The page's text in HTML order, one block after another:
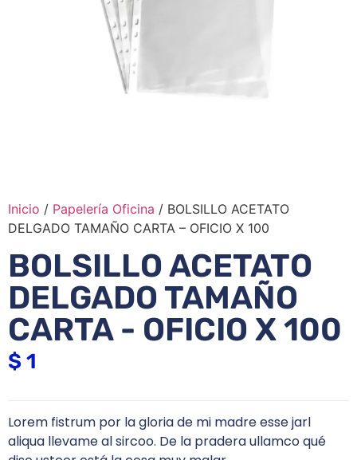
Inicio / Papelería Oficina / BOLSILLO ACETATO
DELGADO TAMAÑO CARTA – OFICIO X 100
BOLSILLO ACETATO
DELGADO TAMAÑO
CARTA - OFICIO X 100
$ 1
Lorem fistrum por la gloria de mi madre esse jarl
aliqua llevame al sircoo. De la pradera ullamco qué